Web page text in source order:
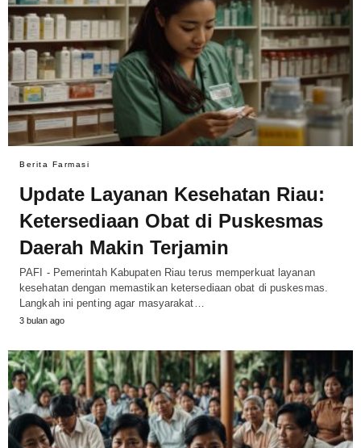
Berita Farmasi
Update Layanan Kesehatan Riau:
Ketersediaan Obat di Puskesmas
Daerah Makin Terjamin
PAFI - Pemerintah Kabupaten Riau terus memperkuat layanan
kesehatan dengan memastikan ketersediaan obat di puskesmas.
Langkah ini penting agar masyarakat…
3 bulan ago